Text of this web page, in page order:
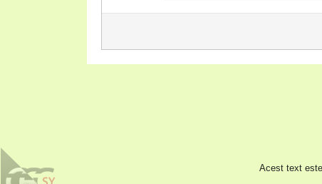
Acest text